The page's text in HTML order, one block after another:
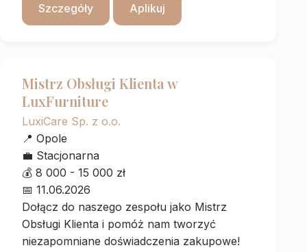
Szczegóły Aplikuj
Mistrz Obsługi Klienta w
LuxFurniture
LuxiCare Sp. z o.o.
📍 Opole
💼 Stacjonarna
💰 8 000 - 15 000 zł
📅 11.06.2026
Dołącz do naszego zespołu jako Mistrz
Obsługi Klienta i pomóż nam tworzyć
niezapomniane doświadczenia zakupowe!